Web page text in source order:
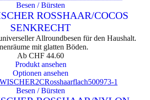
Besen / Bürsten
ROSSHAAR/COCOS
SENKRECHT
Allroundbesen für den Haushalt.
mit glatten Böden.
Ab CHF 44.60
Produkt ansehen
Optionen ansehen
Besen / Bürsten